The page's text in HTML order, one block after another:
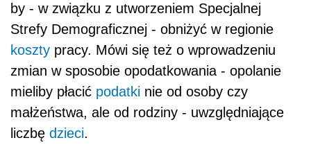
by - w związku z utworzeniem Specjalnej
Strefy Demograficznej - obniżyć w regionie
koszty pracy. Mówi się też o wprowadzeniu
zmian w sposobie opodatkowania - opolanie
mieliby płacić podatki nie od osoby czy
małżeństwa, ale od rodziny - uwzględniające
liczbę dzieci.